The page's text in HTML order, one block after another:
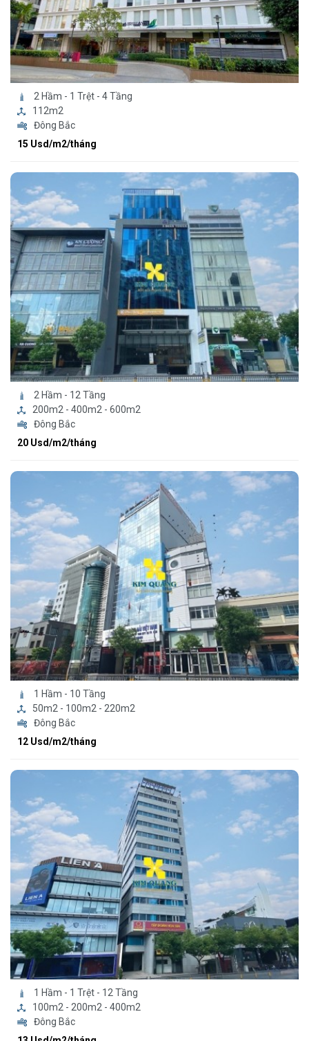
2 Hầm - 1 Trệt - 4 Tầng
112m2
Đông Bắc
15 Usd/m2/tháng
2 Hầm - 12 Tầng
200m2 - 400m2 - 600m2
Đông Bắc
20 Usd/m2/tháng
1 Hầm - 10 Tầng
50m2 - 100m2 - 220m2
Đông Bắc
12 Usd/m2/tháng
1 Hầm - 1 Trệt - 12 Tầng
100m2 - 200m2 - 400m2
Đông Bắc